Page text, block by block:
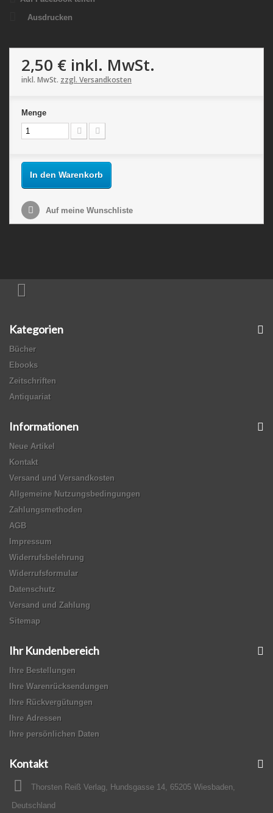
Ausdrucken
2,50 € inkl. MwSt.
inkl. MwSt. zzgl. Versandkosten
Menge
In den Warenkorb
Auf meine Wunschliste
Kategorien
Bücher
Ebooks
Zeitschriften
Antiquariat
Informationen
Neue Artikel
Kontakt
Versand und Versandkosten
Allgemeine Nutzungsbedingungen
Zahlungsmethoden
AGB
Impressum
Widerrufsbelehrung
Widerrufsformular
Datenschutz
Versand und Zahlung
Sitemap
Ihr Kundenbereich
Ihre Bestellungen
Ihre Warenrücksendungen
Ihre Rückvergütungen
Ihre Adressen
Ihre persönlichen Daten
Kontakt
Thorsten Reiß Verlag, Hundsgasse 14, 65205 Wiesbaden,
Deutschland